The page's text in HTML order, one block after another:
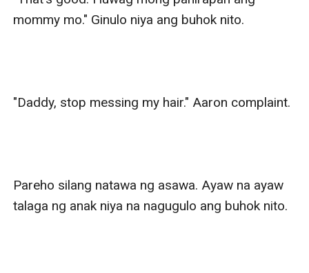
mommy mo." Ginulo niya ang buhok nito.
"Daddy, stop messing my hair." Aaron complaint.
Pareho silang natawa ng asawa. Ayaw na ayaw
talaga ng anak niya na nagugulo ang buhok nito.